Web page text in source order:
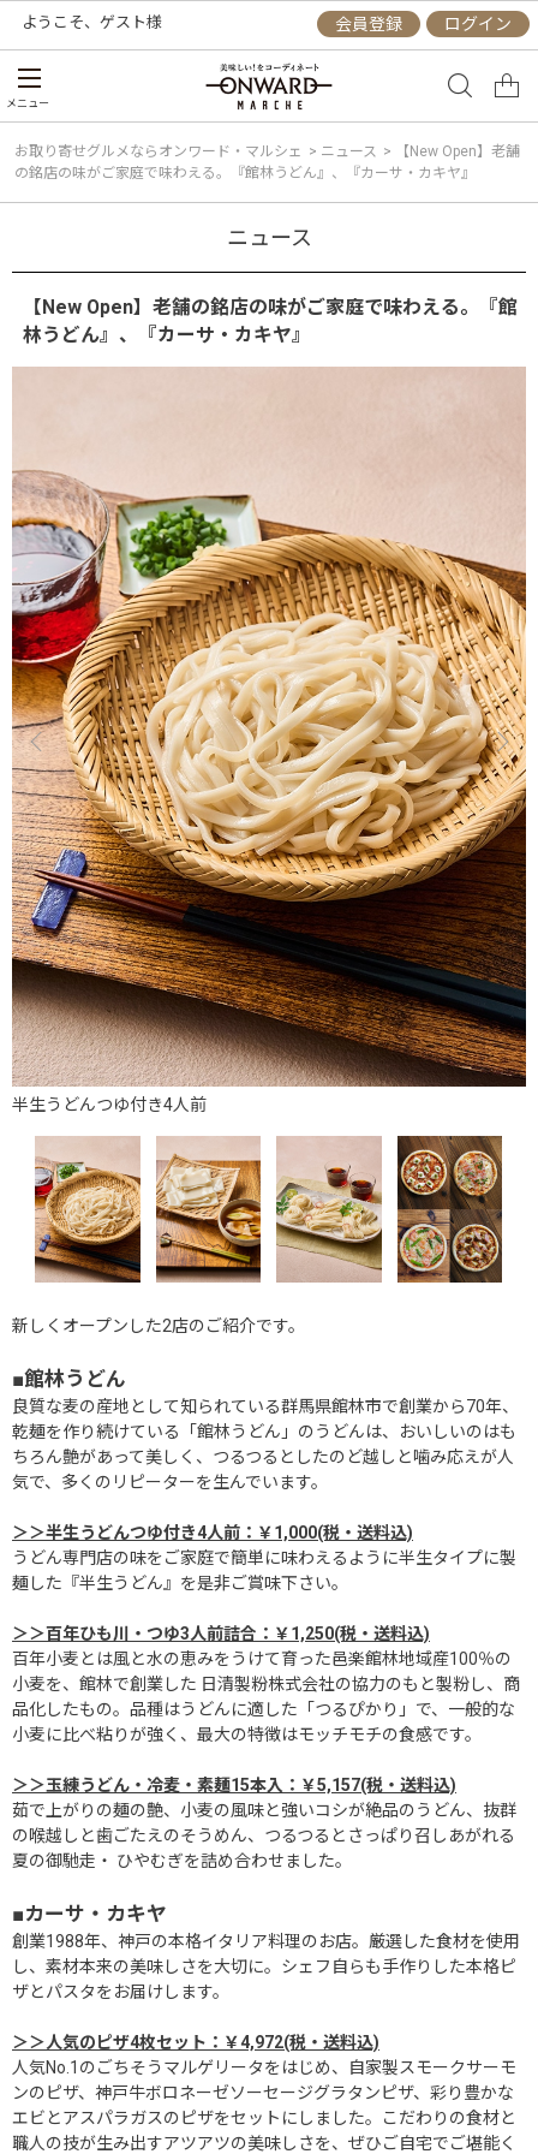
ようこそ、 ゲスト様 会員登録 ログイン
メニュー
お取り寄せグルメならオンワード・マルシェ > ニュース >
【New Open】老舗
の銘店の味がご家庭で味わえる。『館林うどん』、『カーサ・カキヤ』
ニュース
【New Open】老舗の銘店の味がご家庭で味わえる。『館
林うどん』、『カーサ・カキヤ』
半生うどんつゆ付き4人前
新しくオープンした2店のご紹介です。
■館林うどん
良質な麦の産地として知られている群馬県館林市で創業から70年、
乾麺を作り続けている「館林うどん」のうどんは、おいしいのはも
ちろん艶があって美しく、つるつるとしたのど越しと噛み応えが人
気で、多くのリピーターを生んでいます。
＞＞半生うどんつゆ付き4人前：￥1,000(税・送料込)
うどん専門店の味をご家庭で簡単に味わえるように半生タイプに製
麺した『半生うどん』を是非ご賞味下さい。
＞＞百年ひも川・つゆ3人前詰合：￥1,250(税・送料込)
百年小麦とは風と水の恵みをうけて育った邑楽館林地域産100％の
小麦を、館林で創業した 日清製粉株式会社の協力のもと製粉し、商
品化したもの。品種はうどんに適した「つるぴかり」で、一般的な
小麦に比べ粘りが強く、最大の特徴はモッチモチの食感です。
＞＞玉練うどん・冷麦・素麺15本入：￥5,157(税・送料込)
茹で上がりの麺の艶、小麦の風味と強いコシが絶品のうどん、抜群
の喉越しと歯ごたえのそうめん、つるつるとさっぱり召しあがれる
夏の御馳走・ ひやむぎを詰め合わせました。
■カーサ・カキヤ
創業1988年、神戸の本格イタリア料理のお店。厳選した食材を使用
し、素材本来の美味しさを大切に。シェフ自らも手作りした本格ピ
ザとパスタをお届けします。
＞＞人気のピザ4枚セット：￥4,972(税・送料込)
人気No.1のごちそうマルゲリータをはじめ、自家製スモークサーモ
ンのピザ、神戸牛ボロネーゼソーセージグラタンピザ、彩り豊かな
エビとアスパラガスのピザをセットにしました。こだわりの食材と
職人の技が生み出すアツアツの美味しさを、ぜひご自宅でご堪能く